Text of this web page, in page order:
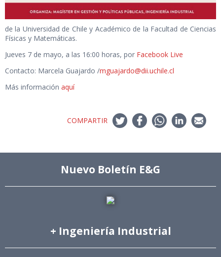
de la Universidad de Chile y Académico de la Facultad de Ciencias
Físicas y Matemáticas.
Jueves 7 de mayo, a las 16:00 horas, por Facebook Live
Contacto: Marcela Guajardo /mguajardo@dii.uchile.cl
Más información aquí
COMPARTIR
Nuevo Boletín E&G
+ Ingeniería Industrial